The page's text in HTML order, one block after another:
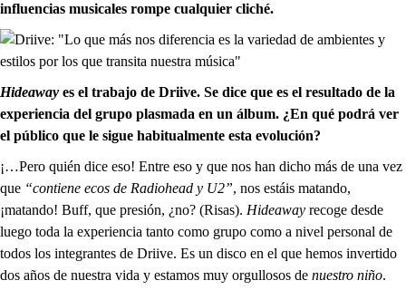
influencias musicales rompe cualquier cliché.
Hideaway es el trabajo de Driive. Se dice que es el resultado de la
experiencia del grupo plasmada en un álbum. ¿En qué podrá ver
el público que le sigue habitualmente esta evolución?
¡…Pero quién dice eso! Entre eso y que nos han dicho más de una vez
que “contiene ecos de Radiohead y U2”, nos estáis matando,
¡matando! Buff, que presión, ¿no? (Risas). Hideaway recoge desde
luego toda la experiencia tanto como grupo como a nivel personal de
todos los integrantes de Driive. Es un disco en el que hemos invertido
dos años de nuestra vida y estamos muy orgullosos de nuestro niño.